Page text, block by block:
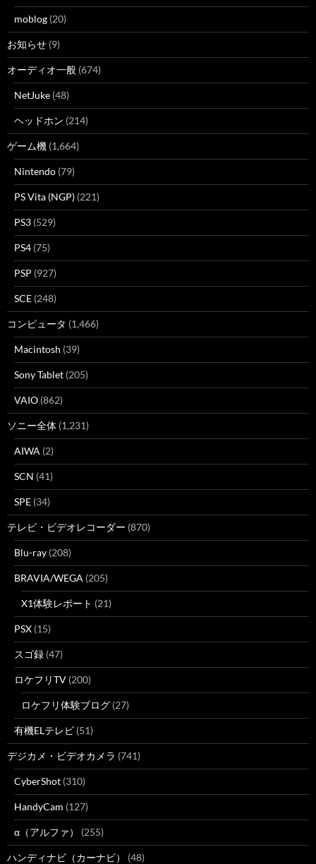
moblog (20)
お知らせ (9)
オーディオ一般 (674)
NetJuke (48)
ヘッドホン (214)
ゲーム機 (1,664)
Nintendo (79)
PS Vita (NGP) (221)
PS3 (529)
PS4 (75)
PSP (927)
SCE (248)
コンピュータ (1,466)
Macintosh (39)
Sony Tablet (205)
VAIO (862)
ソニー全体 (1,231)
AIWA (2)
SCN (41)
SPE (34)
テレビ・ビデオレコーダー (870)
Blu-ray (208)
BRAVIA/WEGA (205)
X1体験レポート (21)
PSX (15)
スゴ録 (47)
ロケフリTV (200)
ロケフリ体験ブログ (27)
有機ELテレビ (51)
デジカメ・ビデオカメラ (741)
CyberShot (310)
HandyCam (127)
α（アルファ） (255)
ハンディナビ（カーナビ） (48)